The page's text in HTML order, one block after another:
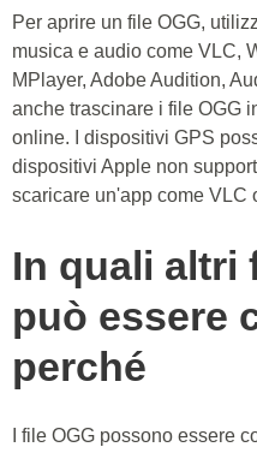
Per aprire un file OGG,
musica e audio come VLC,
MPlayer, Adobe Audition,
anche trascinare i file OGG
online. I dispositivi GPS
dispositivi Apple non
scaricare un'app come VLC
In quali altri
può essere
perché
I file OGG possono essere